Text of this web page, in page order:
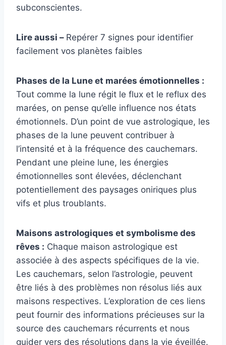
subconscientes.
Lire aussi – Repérer 7 signes pour identifier
facilement vos planètes faibles
Phases de la Lune et marées émotionnelles :
Tout comme la lune régit le flux et le reflux des
marées, on pense qu’elle influence nos états
émotionnels. D’un point de vue astrologique, les
phases de la lune peuvent contribuer à
l’intensité et à la fréquence des cauchemars.
Pendant une pleine lune, les énergies
émotionnelles sont élevées, déclenchant
potentiellement des paysages oniriques plus
vifs et plus troublants.
Maisons astrologiques et symbolisme des
rêves : Chaque maison astrologique est
associée à des aspects spécifiques de la vie.
Les cauchemars, selon l’astrologie, peuvent
être liés à des problèmes non résolus liés aux
maisons respectives. L’exploration de ces liens
peut fournir des informations précieuses sur la
source des cauchemars récurrents et nous
guider vers des résolutions dans la vie éveillée.